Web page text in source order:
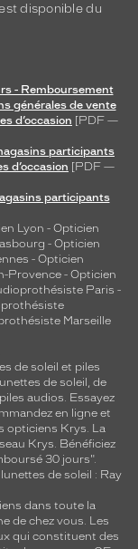
disponible du
- Remboursement
générales de vente
d’occasion [PDF —
participants
d’occasion [PDF —
participants
Lyon - Opticien
- Opticien
- Opticien
Provence - Opticien
Paris -
Marseille
de soleil et piles
de soleil, de
piles audios. Essayez
en ligne et
opticiens Krys. La
Krys. Bénéficiez
30 jours".
lunettes de soleil : Ray
dans toute la
de chez vous . Les
qui constituent des